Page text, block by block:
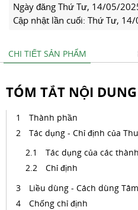
Ngày đăng Thứ Tư, 14/05/
Cập nhật lần cuối: Thứ Tư,
CHI TIẾT SẢN PHẨM
TÓM TẮT NỘI DUNG
Thành phần
Tác dụng - Chỉ định của
Tác dụng của các
Chỉ định
Liều dùng - Cách dùng
Chống chỉ định